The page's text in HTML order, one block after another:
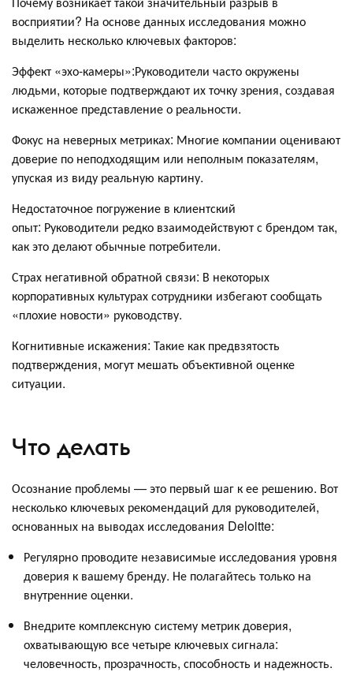
восприятии? На основе данных исследования можно
выделить несколько ключевых факторов:
Эффект «эхо-камеры»:Руководители часто окружены
людьми, которые подтверждают их точку зрения, создавая
искаженное представление о реальности.
Фокус на неверных метриках: Многие компании оценивают
доверие по неподходящим или неполным показателям,
упуская из виду реальную картину.
Недостаточное погружение в клиентский
опыт: Руководители редко взаимодействуют с брендом так,
как это делают обычные потребители.
Страх негативной обратной связи: В некоторых
корпоративных культурах сотрудники избегают сообщать
«плохие новости» руководству.
Когнитивные искажения: Такие как предвзятость
подтверждения, могут мешать объективной оценке
ситуации.
Что делать
Осознание проблемы — это первый шаг к ее решению. Вот
несколько ключевых рекомендаций для руководителей,
основанных на выводах исследования Deloitte:
Регулярно проводите независимые исследования уровня
доверия к вашему бренду. Не полагайтесь только на
внутренние оценки.
Внедрите комплексную систему метрик доверия,
охватывающую все четыре ключевых сигнала:
человечность, прозрачность, способность и надежность.